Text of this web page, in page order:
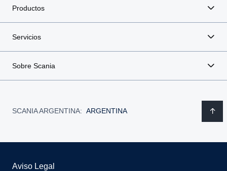
Productos
Servicios
Sobre Scania
SCANIA ARGENTINA: ARGENTINA
Aviso Legal